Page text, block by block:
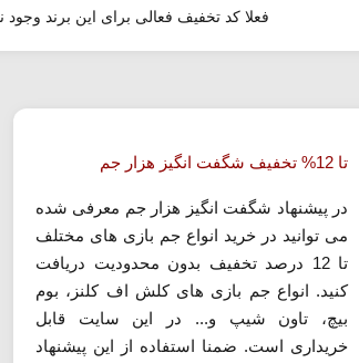
فعلا کد تخفیف فعالی برای این برند
تا 12% تخفیف شگفت انگیز هزار جم
در پیشنهاد شگفت انگیز هزار جم معرفی شده
می توانید در خرید انواع جم بازی های مختلف
تا 12 درصد تخفیف بدون محدودیت دریافت
کنید. انواع جم بازی های کلش اف کلنز، بوم
بیچ، تاون شیپ و... در این سایت قابل
خریداری است. ضمنا استفاده از این پیشنهاد